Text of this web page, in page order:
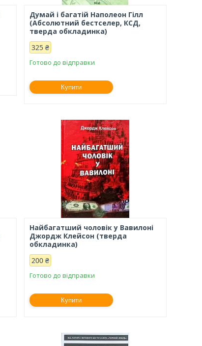
Думай і багатій Наполеон Гілл
(Абсолютний бестселер, КСД,
тверда обкладинка)
325 ₴
Готово до відправки
Купити
Найбагатший чоловік у Вавилоні
Джордж Клейсон (тверда
обкладинка)
200 ₴
Готово до відправки
Купити